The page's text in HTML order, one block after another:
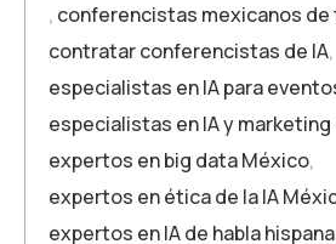
, conferencistas mexicanos
contratar conferencistas de IA,
especialistas en IA para
especialistas en IA y
expertos en big data México,
expertos en ética de la IA
expertos en IA de habla hispana